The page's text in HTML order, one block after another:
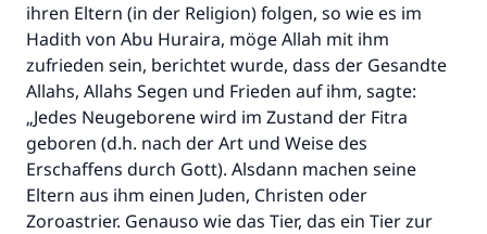
ihren Eltern (in der Religion) folgen, so wie es im
Hadith von Abu Huraira, möge Allah mit ihm
zufrieden sein, berichtet wurde, dass der Gesandte
Allahs, Allahs Segen und Frieden auf ihm, sagte:
„Jedes Neugeborene wird im Zustand der Fitra
geboren (d.h. nach der Art und Weise des
Erschaffens durch Gott). Alsdann machen seine
Eltern aus ihm einen Juden, Christen oder
Zoroastrier. Genauso wie das Tier, das ein Tier zur